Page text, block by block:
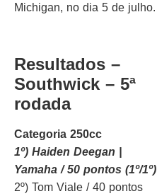
Michigan, no dia 5 de julho.
Resultados –
Southwick – 5ª
rodada
Categoria 250cc
1º) Haiden Deegan |
Yamaha / 50 pontos (1º/1º)
2º) Tom Viale / 40 pontos